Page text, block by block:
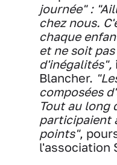
journée" :
chez nous.
chaque
et ne soit
d'inégalités",
Blancher.
composées
Tout au long
participaient
points",
l'association